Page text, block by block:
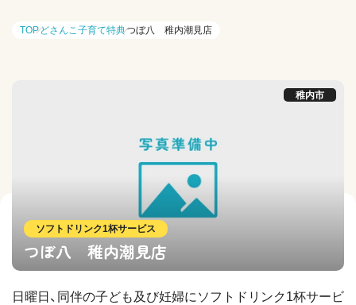
TOPどさんこ子育て特典つぼ八 稚内潮見店
稚内市
ソフトドリンク1杯サービス
つぼ八 稚内潮見店
日曜日、同伴の子ども及び妊婦にソフトドリンク1杯サービ